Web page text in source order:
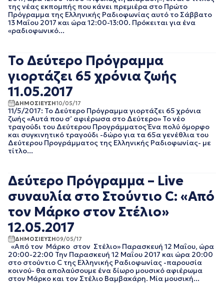
ΑΥΓΟΥΣΤΟΣ 2019
ΙΟΥΛΙΟΣ 2019
ΙΟΥΝΙΟΣ 2019
ΜΑΡΤΙΟΣ 2019
ΦΕΒΡΟΥΑΡΙΟΣ 2019
ΙΑΝΟΥΑΡΙΟΣ 2019
ΟΚΤΩΒΡΙΟΣ 2018
ΣΕΠΤΕΜΒΡΙΟΣ 2018
ΑΥΓΟΥΣΤΟΣ 2018
ΙΟΥΛΙΟΣ 2018
ΜΑΡΤΙΟΣ 2018
ΦΕΒΡΟΥΑΡΙΟΣ 2018
ΙΑΝΟΥΑΡΙΟΣ 2018
ΔΕΚΕΜΒΡΙΟΣ 2017
ΣΕΠΤΕΜΒΡΙΟΣ 2017
ΑΥΓΟΥΣΤΟΣ 2017
ΙΟΥΛΙΟΣ 2017
ΙΟΥΝΙΟΣ 2017
της νέας εκπομπής που κάνει πρεμιέρα στο Πρώτο
Πρόγραμμα της Ελληνικής Ραδιοφωνίας αυτό το Σάββατο
13 Μαΐου 2017 και ώρα 12:00-13:00. Πρόκειται για ένα
«ραδιοφωνικό...
Το Δεύτερο Πρόγραμμα
γιορτάζει 65 χρόνια ζωής
11.05.2017
ΔΗΜΟΣΙΕΥΣΗ10/05/17
11/5/2017: Το Δεύτερο Πρόγραμμα γιορτάζει 65 χρόνια
ζωής «Αυτά που σ’ αφιέρωσα στο Δεύτερο» Το νέο
τραγούδι του Δεύτερου Προγράμματος Ένα πολύ όμορφο
και συγκινητικό τραγούδι -δώρο για τα 65α γενέθλια του
Δεύτερου Προγράμματος της Ελληνικής Ραδιοφωνίας- με
τίτλο...
Δεύτερο Πρόγραμμα – Live
συναυλία στο Στούντιο C: «Από
τον Μάρκο στον Στέλιο»
12.05.2017
ΔΗΜΟΣΙΕΥΣΗ09/05/17
«Από τον Μάρκο στον Στέλιο» Παρασκευή 12 Μαΐου, ώρα
20:00-22:00 Την Παρασκευή 12 Μαΐου 2017 και ώρα 20:00
στο στούντιο C της Ελληνικής Ραδιοφωνίας -παρουσία
κοινού- θα απολαύσουμε ένα δίωρο μουσικό αφιέρωμα
στον Μάρκο και τον Στέλιο Βαμβακάρη. Μία μουσική...